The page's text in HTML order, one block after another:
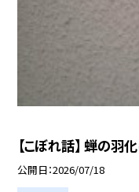
【こぼれ話】 蝉の羽
公開日 2026/07/18